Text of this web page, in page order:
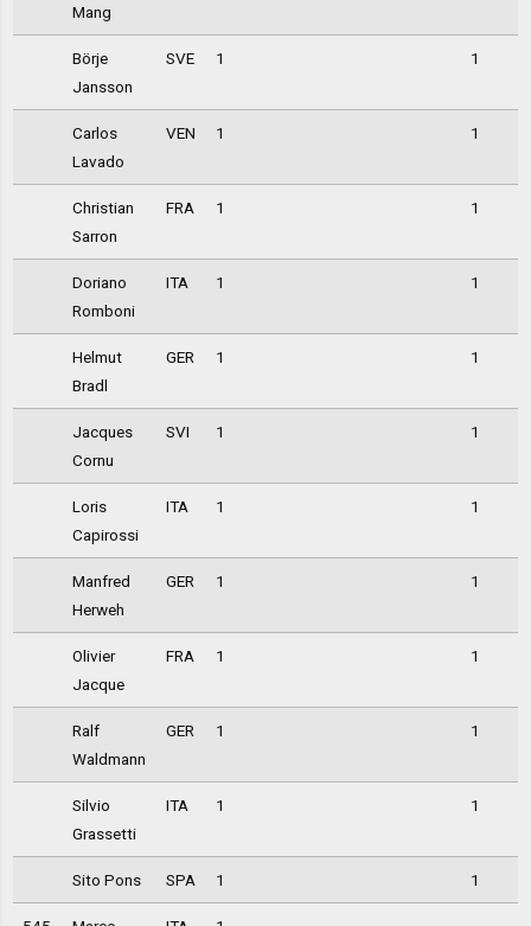
Mang
Börje
Jansson
SVE 1 1
Carlos
Lavado
VEN 1 1
Christian
Sarron
FRA 1 1
Doriano
Romboni
ITA 1 1
Helmut
Bradl
GER 1 1
Jacques
Cornu
SVI 1 1
Loris
Capirossi
ITA 1 1
Manfred
Herweh
GER 1 1
Olivier
Jacque
FRA 1 1
Ralf
Waldmann
GER 1 1
Silvio
Grassetti
ITA 1 1
Sito Pons SPA 1 1